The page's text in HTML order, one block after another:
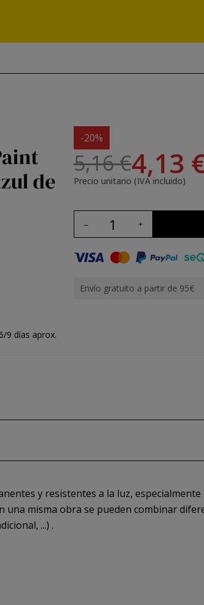
de
-20%
5,16 €4,13
Precio unitario (IVA incluido)
Envío gratuito a partir de 95€
9 días aprox.
y resistentes a la luz, especialmente
una misma obra se pueden combinar
...) .